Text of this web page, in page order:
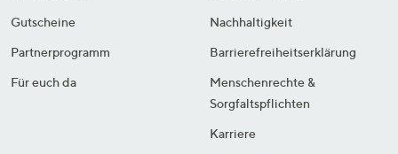
Gutscheine
Partnerprogramm
Für euch da
Nachhaltigkeit
Barrierefreiheitserklärung
Menschenrechte &
Sorgfaltspflichten
Karriere